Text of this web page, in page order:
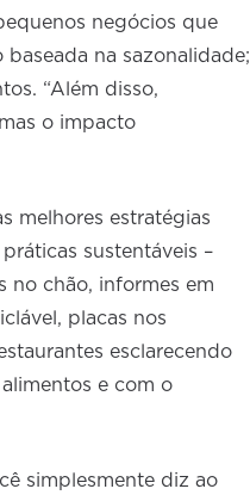
negócios que
na sazonalidade;
“Além disso,
o impacto
melhores estratégias
sustentáveis –
no chão, informes em
placas nos
esclarecendo
e com o
simplesmente diz ao